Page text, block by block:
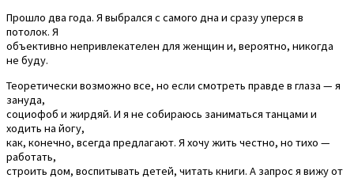
Прошло два года. Я выбрался с самого дна и сразу уперся в
потолок. Я
объективно непривлекателен для женщин и, вероятно, никогда
не буду.
Теоретически возможно все, но если смотреть правде в глаза — я
зануда,
социофоб и жирдяй. И я не собираюсь заниматься танцами и
ходить на йогу,
как, конечно, всегда предлагают. Я хочу жить честно, но тихо —
работать,
строить дом, воспитывать детей, читать книги. А запрос я вижу от